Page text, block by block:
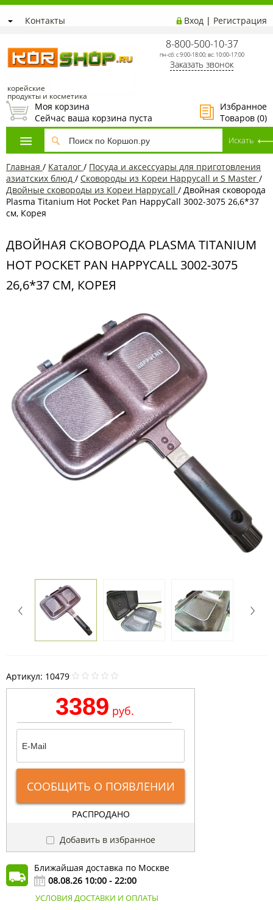
Контакты Вход | Регистрация
корейские
продукты и косметика
8-800-500-10-37
пн-сб: с 9:00-18:00; вс: 10:00-17:00
Заказать звонок
Избранное
Товаров (0)
Моя корзина
Сейчас ваша корзина пуста
Главная / Каталог / Посуда и аксессуары для приготовления
азиатских блюд / Сковороды из Кореи Happycall и S Master /
Двойные сковороды из Кореи Happycall / Двойная сковорода
Plasma Titanium Hot Pocket Pan HappyCall 3002-3075 26,6*37
см, Корея
ДВОЙНАЯ СКОВОРОДА PLASMA TITANIUM
HOT POCKET PAN HAPPYCALL 3002-3075
26,6*37 СМ, КОРЕЯ
Артикул: 10479
3389 руб.
СООБЩИТЬ О ПОЯВЛЕНИИ
РАСПРОДАНО
Добавить в избранное
Ближайшая доставка по Москве
08.08.26 10:00 - 22:00
УСЛОВИЯ ДОСТАВКИ И ОПЛАТЫ